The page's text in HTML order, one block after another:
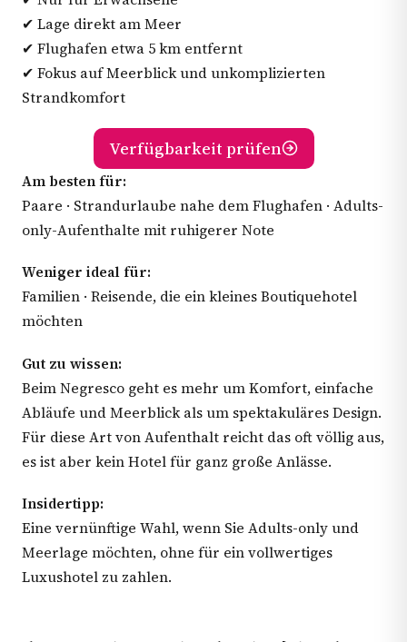
✔ Lage direkt am Meer
✔ Flughafen etwa 5 km entfernt
✔ Fokus auf Meerblick und unkomplizierten
Strandkomfort
Verfügbarkeit prüfen
Am besten für:
Paare · Strandurlaube nahe dem Flughafen · Adults-
only-Aufenthalte mit ruhigerer Note
Weniger ideal für:
Familien · Reisende, die ein kleines Boutiquehotel
möchten
Gut zu wissen:
Beim Negresco geht es mehr um Komfort, einfache
Abläufe und Meerblick als um spektakuläres Design.
Für diese Art von Aufenthalt reicht das oft völlig aus,
es ist aber kein Hotel für ganz große Anlässe.
Insidertipp:
Eine vernünftige Wahl, wenn Sie Adults-only und
Meerlage möchten, ohne für ein vollwertiges
Luxushotel zu zahlen.